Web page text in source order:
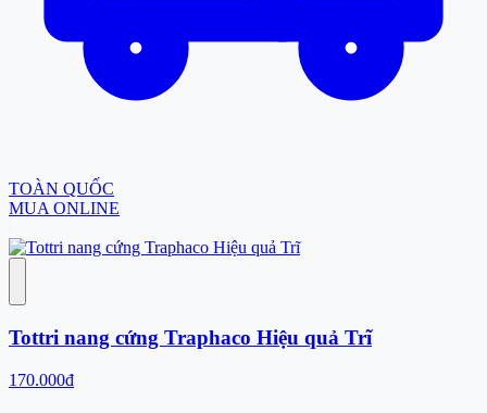
TOÀN QUỐC
MUA ONLINE
Tottri nang cứng Traphaco Hiệu quả Trĩ
170.000đ